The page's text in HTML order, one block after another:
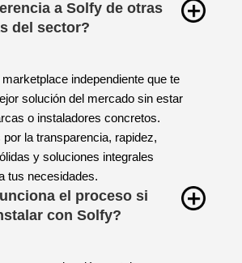
a Solfy de otras
independiente que te
solución del mercado sin estar
o instaladores concretos.
la transparencia, rapidez,
y soluciones integrales
tus necesidades.
el proceso si